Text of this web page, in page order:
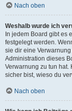
Nach oben
Weshalb wurde ich
In jedem Board gibt es
festgelegt werden.
sie dir eine
Administration dieses
Verwarnung zu tun hat.
sicher bist, wieso du
Nach oben